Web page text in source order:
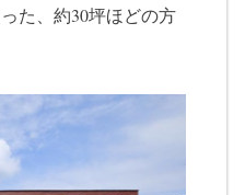
た、約30坪ほどの方